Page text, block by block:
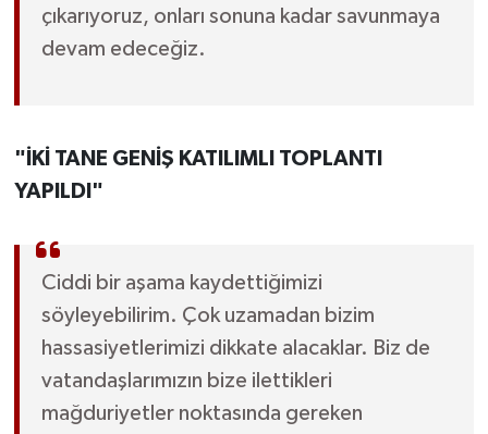
çıkarıyoruz, onları sonuna kadar savunmaya
devam edeceğiz.
"İKİ TANE GENİŞ KATILIMLI TOPLANTI
YAPILDI"
Ciddi bir aşama kaydettiğimizi
söyleyebilirim. Çok uzamadan bizim
hassasiyetlerimizi dikkate alacaklar. Biz de
vatandaşlarımızın bize ilettikleri
mağduriyetler noktasında gereken